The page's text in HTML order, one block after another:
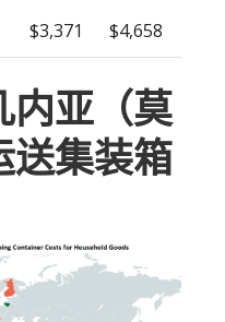
$3,371 $4,658
内亚（莫
送集装箱